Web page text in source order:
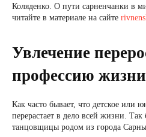
Коляденко. О пути сарненчанки в
читайте в материале на сайте
Увлечение
профессию жизни
Как часто бывает, что детское или
перерастает в дело всей жизни.
танцовщицы родом из города